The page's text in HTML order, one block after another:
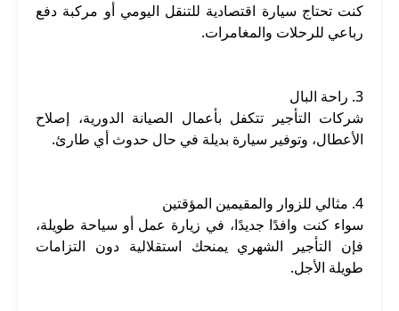
كنت تحتاج سيارة اقتصادية للتنقل اليومي أو مركبة دفع
رباعي للرحلات والمغامرات.
3. راحة البال
شركات التأجير تتكفل بأعمال الصيانة الدورية، إصلاح
الأعطال، وتوفير سيارة بديلة في حال حدوث أي طارئ.
4. مثالي للزوار والمقيمين المؤقتين
سواء كنت وافدًا جديدًا، في زيارة عمل أو سياحة طويلة،
فإن التأجير الشهري يمنحك استقلالية دون التزامات
طويلة الأجل.